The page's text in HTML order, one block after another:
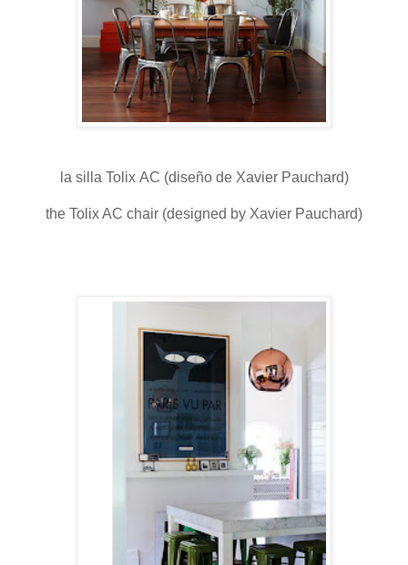
la silla Tolix AC (diseño de Xavier Pauchard)
the Tolix AC chair (designed by Xavier Pauchard)